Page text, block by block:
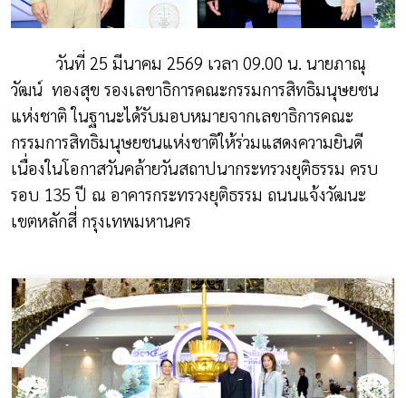
วันที่ 25 มีนาคม 2569 เวลา 09.00 น. นายภาณุ
วัฒน์ ทองสุข รองเลขาธิการคณะกรรมการสิทธิมนุษยชน
แห่งชาติ ในฐานะได้รับมอบหมายจากเลขาธิการคณะ
กรรมการสิทธิมนุษยชนแห่งชาติให้ร่วมแสดงความยินดี
เนื่องในโอกาสวันคล้ายวันสถาปนากระทรวงยุติธรรม ครบ
รอบ 135 ปี ณ อาคารกระทรวงยุติธรรม ถนนแจ้งวัฒนะ
เขตหลักสี่ กรุงเทพมหานคร